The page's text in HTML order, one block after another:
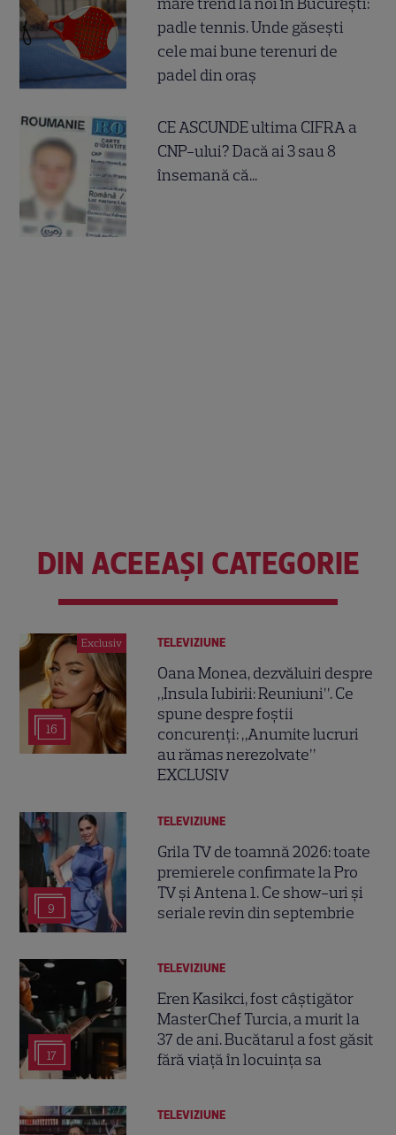
padle tennis. Unde găsești
cele mai bune terenuri de
padel din oraș
CE ASCUNDE ultima CIFRA a
CNP-ului? Dacă ai 3 sau 8
însemană că...
DIN ACEEAȘI CATEGORIE
Exclusiv
16
TELEVIZIUNE
Oana Monea, dezvăluiri despre
„Insula Iubirii: Reuniuni”. Ce
spune despre foștii
concurenți: „Anumite lucruri
au rămas nerezolvate”
EXCLUSIV
9
TELEVIZIUNE
Grila TV de toamnă 2026: toate
premierele confirmate la Pro
TV și Antena 1. Ce show-uri și
seriale revin din septembrie
17
TELEVIZIUNE
Eren Kasikci, fost câștigător
MasterChef Turcia, a murit la
37 de ani. Bucătarul a fost găsit
fără viață în locuința sa
TELEVIZIUNE